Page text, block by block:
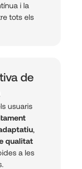
i la
tots els
de
usuaris
,
qualitat
a les